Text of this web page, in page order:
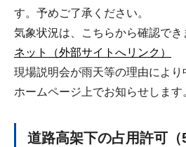
す。予めご了承ください。
気象状況は、こちらから確認で
ネット（外部サイトへリンク）
現場説明会が雨天等の理由により
ホームページ上でお知らせします
道路高架下の占用許可（5